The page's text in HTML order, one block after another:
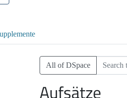
All of DSpace
Aufsätze